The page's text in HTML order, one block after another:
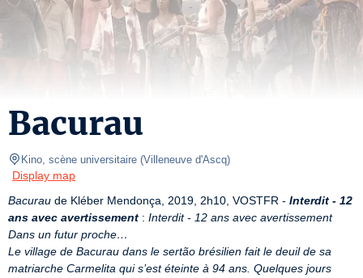
Bacurau
Kino, scène universitaire (Villeneuve d'Ascq)
Display map
Bacurau de Kléber Mendonça, 2019, 2h10, VOSTFR - Interdit - 12
ans avec avertissement : Interdit - 12 ans avec avertissement
Dans un futur proche…
Le village de Bacurau dans le sertão brésilien fait le deuil de sa
matriarche Carmelita qui s’est éteinte à 94 ans. Quelques jours